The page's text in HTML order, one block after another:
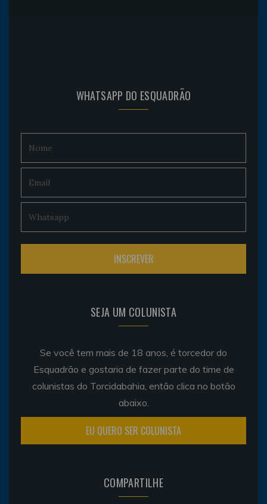
WHATSAPP DO ESQUADRÃO
SEJA UM COLUNISTA
Se você tem mais de 18 anos, é torcedor do
Esquadrão e gostaria de fazer parte do time de
colunistas do Torcidabahia, então clica no botão
abaixo.
EU QUERO SER COLUNISTA
COMPARTILHE